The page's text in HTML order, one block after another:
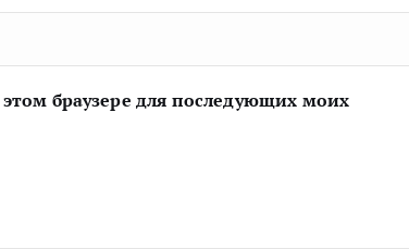
браузере для последующих моих